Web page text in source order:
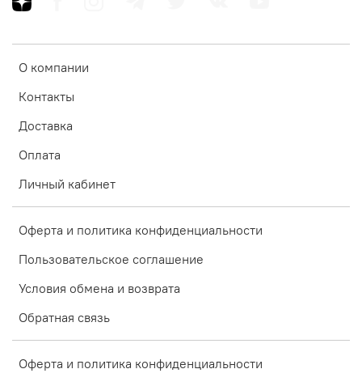
О компании
Контакты
Доставка
Оплата
Личный кабинет
Оферта и политика конфиденциальности
Пользовательское соглашение
Условия обмена и возврата
Обратная связь
Оферта и политика конфиденциальности